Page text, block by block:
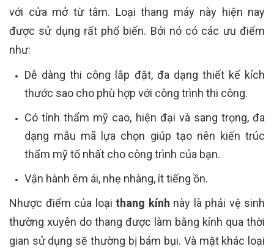
với cửa mở từ tâm. Loại thang máy này hiện nay
được sử dụng rất phổ biến. Bởi nó có các ưu điểm
như:
Dễ dàng thi công lắp đặt, đa dạng thiết kế kích
thước sao cho phù hợp với công trình thi công.
Có tính thẩm mỹ cao, hiện đại và sang trọng, đa
dạng mẫu mã lựa chọn giúp tạo nên kiến trúc
thẩm mỹ tố nhất cho công trình của bạn.
Vận hành êm ái, nhẹ nhàng, ít tiếng ồn.
Nhược điểm của loại thang kính này là phải vệ sinh
thường xuyên do thang được làm bằng kính qua thời
gian sử dụng sẽ thường bị bám bụi. Và mặt khác loại